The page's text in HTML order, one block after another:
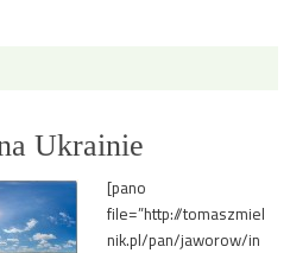
Ukrainie
[pano
file=”http://tomaszmiel
nik.pl/pan/jaworow/in